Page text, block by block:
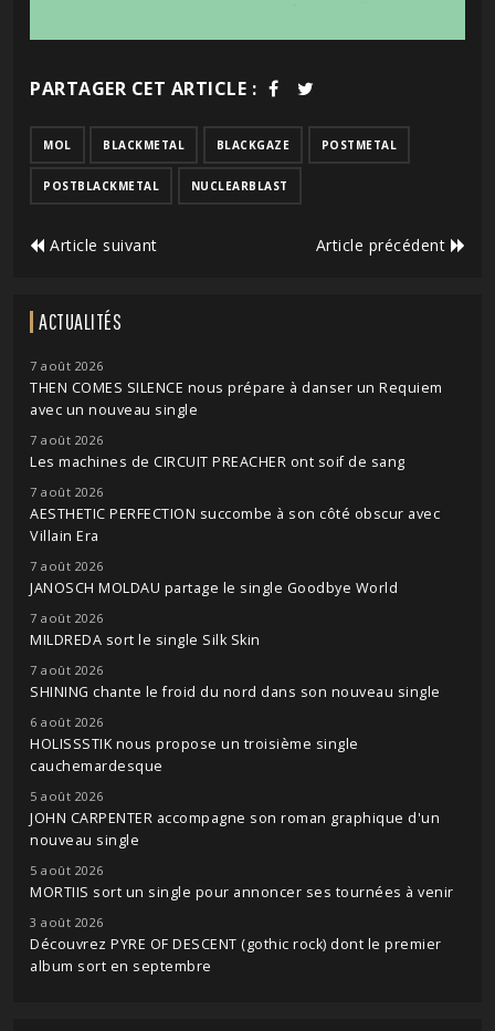
PARTAGER CET ARTICLE :
MOL BLACKMETAL BLACKGAZE POSTMETAL
POSTBLACKMETAL NUCLEARBLAST
Article suivant Article précédent
ACTUALITÉS
7 août 2026
THEN COMES SILENCE nous prépare à danser un Requiem
avec un nouveau single
7 août 2026
Les machines de CIRCUIT PREACHER ont soif de sang
7 août 2026
AESTHETIC PERFECTION succombe à son côté obscur avec
Villain Era
7 août 2026
JANOSCH MOLDAU partage le single Goodbye World
7 août 2026
MILDREDA sort le single Silk Skin
7 août 2026
SHINING chante le froid du nord dans son nouveau single
6 août 2026
HOLISSSTIK nous propose un troisième single
cauchemardesque
5 août 2026
JOHN CARPENTER accompagne son roman graphique d'un
nouveau single
5 août 2026
MORTIIS sort un single pour annoncer ses tournées à venir
3 août 2026
Découvrez PYRE OF DESCENT (gothic rock) dont le premier
album sort en septembre